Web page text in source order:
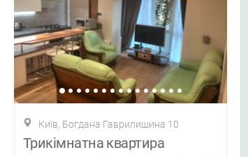
Київ, Богдана Гаврилишина 10
Трикімнатна квартира